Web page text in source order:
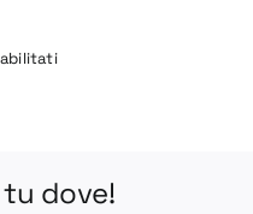
su
dove!